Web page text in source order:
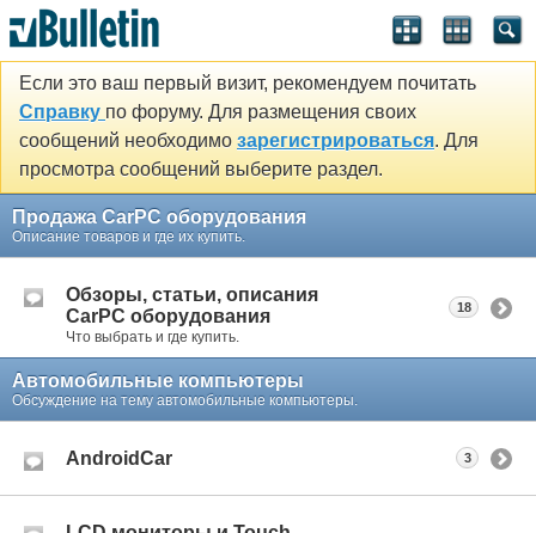
Если это ваш первый визит, рекомендуем почитать
Справку по форуму. Для размещения своих
сообщений необходимо зарегистрироваться. Для
просмотра сообщений выберите раздел.
Продажа CarPC оборудования
Описание товаров и где их купить.
Обзоры, статьи, описания
CarPC оборудования
Что выбрать и где купить.
18
Автомобильные компьютеры
Обсуждение на тему автомобильные компьютеры.
AndroidCar 3